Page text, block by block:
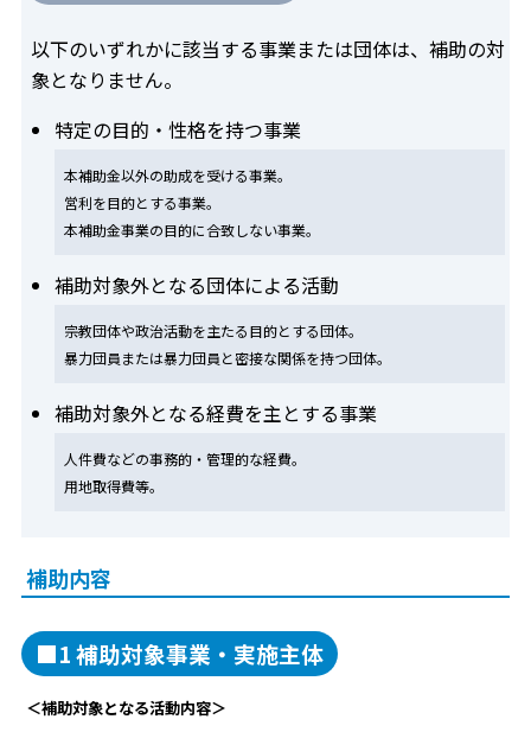
以下のいずれかに該当する事業または団体は、補助の対
象となりません。
特定の目的・性格を持つ事業
本補助金以外の助成を受ける事業。
営利を目的とする事業。
本補助金事業の目的に合致しない事業。
補助対象外となる団体による活動
宗教団体や政治活動を主たる目的とする団体。
暴力団員または暴力団員と密接な関係を持つ団体。
補助対象外となる経費を主とする事業
人件費などの事務的・管理的な経費。
用地取得費等。
補助内容
■1 補助対象事業・実施主体
＜補助対象となる活動内容＞